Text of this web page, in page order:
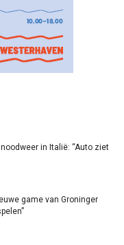
in Italië: “Auto ziet
game van Groninger